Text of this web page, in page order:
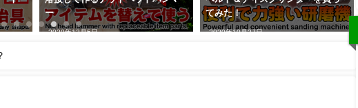
ー
2020年12月5日
てみた！
2020年10月27日